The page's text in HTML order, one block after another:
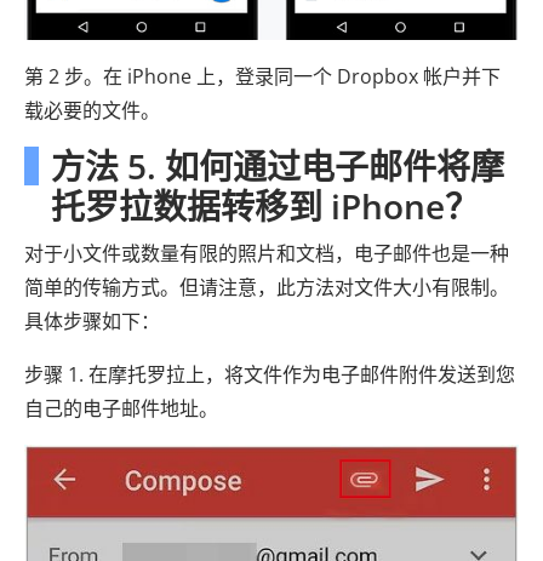
第 2 步。在 iPhone 上，登录同一个 Dropbox 帐户并下
载必要的文件。
方法 5. 如何通过电子邮件将摩
托罗拉数据转移到 iPhone？
对于小文件或数量有限的照片和文档，电子邮件也是一种
简单的传输方式。但请注意，此方法对文件大小有限制。
具体步骤如下：
步骤 1. 在摩托罗拉上，将文件作为电子邮件附件发送到您
自己的电子邮件地址。